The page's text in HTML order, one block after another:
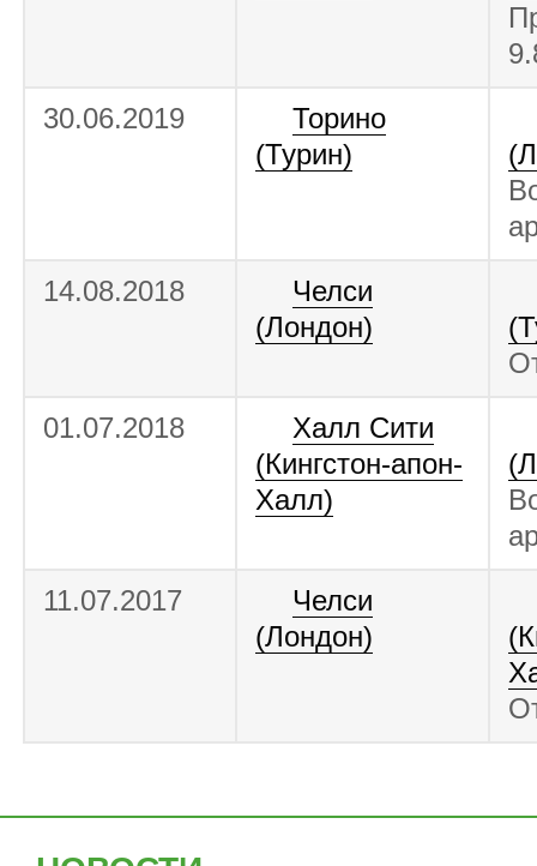
30.06.2019
Торино
(Турин)
14.08.2018
Челси
(Лондон)
01.07.2018
Халл Сити
(Кингстон-апон-
Халл)
11.07.2017
Челси
(Лондон)